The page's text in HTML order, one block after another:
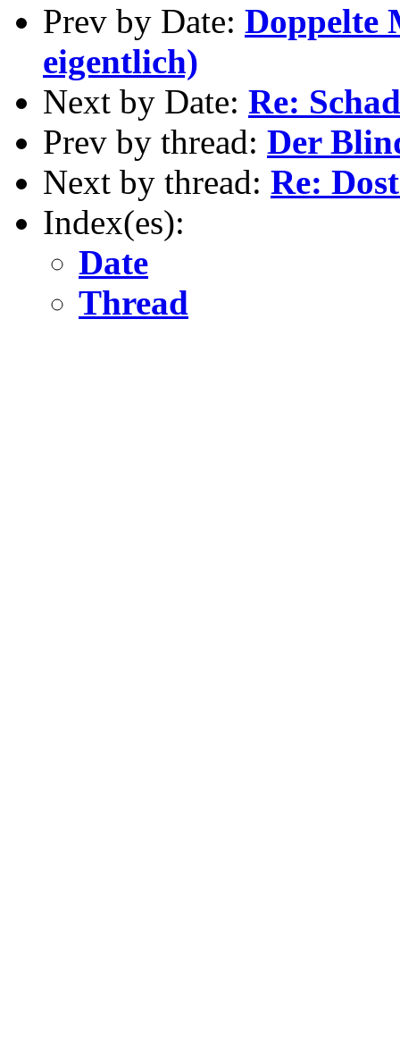
Prev by Date: Doppelte
eigentlich)
Next by Date: Re:
Prev by thread: Der
Next by thread: Re:
Index(es):
Date
Thread